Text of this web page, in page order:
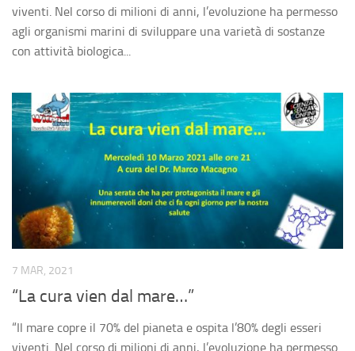
viventi. Nel corso di milioni di anni, l’evoluzione ha permesso
agli organismi marini di sviluppare una varietà di sostanze
con attività biologica...
7 MAR, 2021
“La cura vien dal mare…”
“Il mare copre il 70% del pianeta e ospita l’80% degli esseri
viventi. Nel corso di milioni di anni, l’evoluzione ha permesso